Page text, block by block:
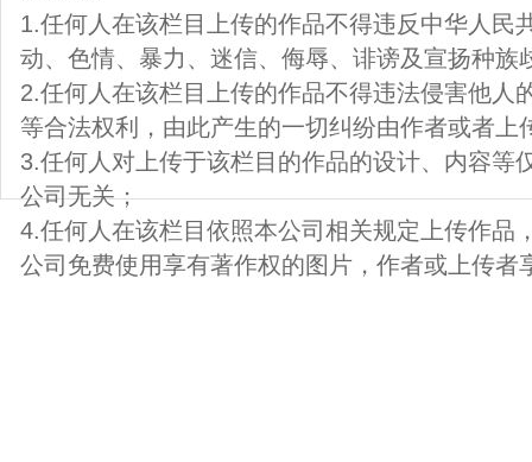
1.任何人在该栏目上传的作品不得违反中华人民
动、色情、暴力、迷信、侮辱、诽谤及宣扬种族
2.任何人在该栏目上传的作品不得违法侵害他人
等合法权利，由此产生的一切纠纷由作者或者上
3.任何人对上传于该栏目的作品的设计、内容等
公司无关；
4.任何人在该栏目依照本公司相关规定上传作品
公司免费使用享有著作权的图片，作者或上传者